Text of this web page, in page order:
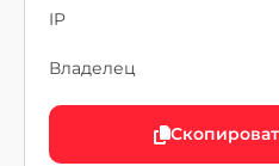
IP
Владелец